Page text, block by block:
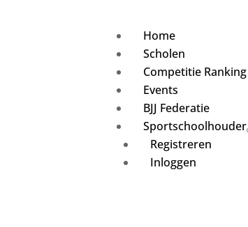
Home
Scholen
Competitie Ranking
Events
BJJ Federatie
Sportschoolhouder
Registreren
Inloggen